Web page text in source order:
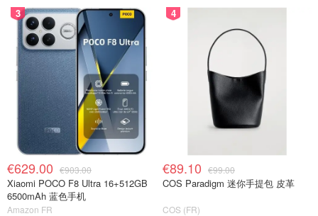
3
€629.00 €903.00
Xiaomi POCO F8 Ultra 16+512GB
6500mAh 蓝色手机
Amazon FR
4
€89.10 €99.00
COS Paradigm 迷你手提包 皮革
COS (FR)